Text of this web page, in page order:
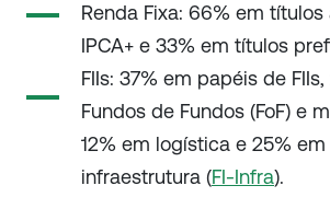
Renda Fixa: 66% em
IPCA+ e 33% em títulos
FIIs: 37% em papéis de
Fundos de Fundos (FoF) e
12% em logística e 25% em
infraestrutura (FI-Infra).